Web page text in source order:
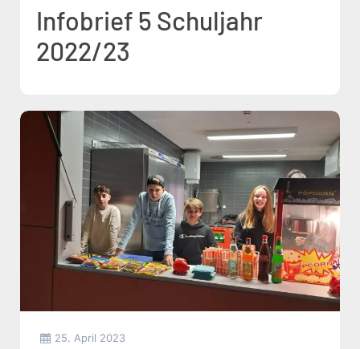
Infobrief 5 Schuljahr
2022/23
25. April 2023